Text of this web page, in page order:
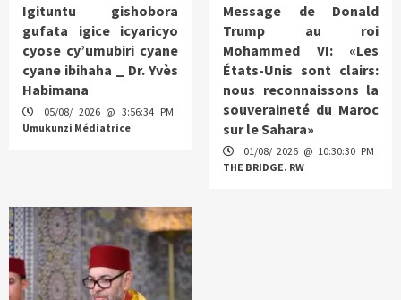
Igituntu gishobora
gufata igice icyaricyo
cyose cy’umubiri cyane
cyane ibihaha _ Dr. Yvès
Habimana
05/08/ 2026 @ 3:56:34 PM
Umukunzi Médiatrice
Message de Donald
Trump au roi
Mohammed VI: «Les
États-Unis sont clairs:
nous reconnaissons la
souveraineté du Maroc
sur le Sahara»
01/08/ 2026 @ 10:30:30 PM
THE BRIDGE. RW